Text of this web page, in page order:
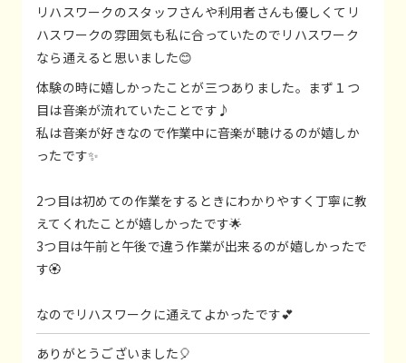
リハスワークのスタッフさんや利用者さんも優しくてリ
ハスワークの雰囲気も私に合っていたのでリハスワーク
なら通えると思いました😊
体験の時に嬉しかったことが三つありました。まず１つ
目は音楽が流れていたことです♪
私は音楽が好きなので作業中に音楽が聴けるのが嬉しか
ったです✨
2つ目は初めての作業をするときにわかりやすく丁寧に教
えてくれたことが嬉しかったです🌟
3つ目は午前と午後で違う作業が出来るのが嬉しかったで
す🏵️
なのでリハスワークに通えてよかったです💕
ありがとうございました🎈